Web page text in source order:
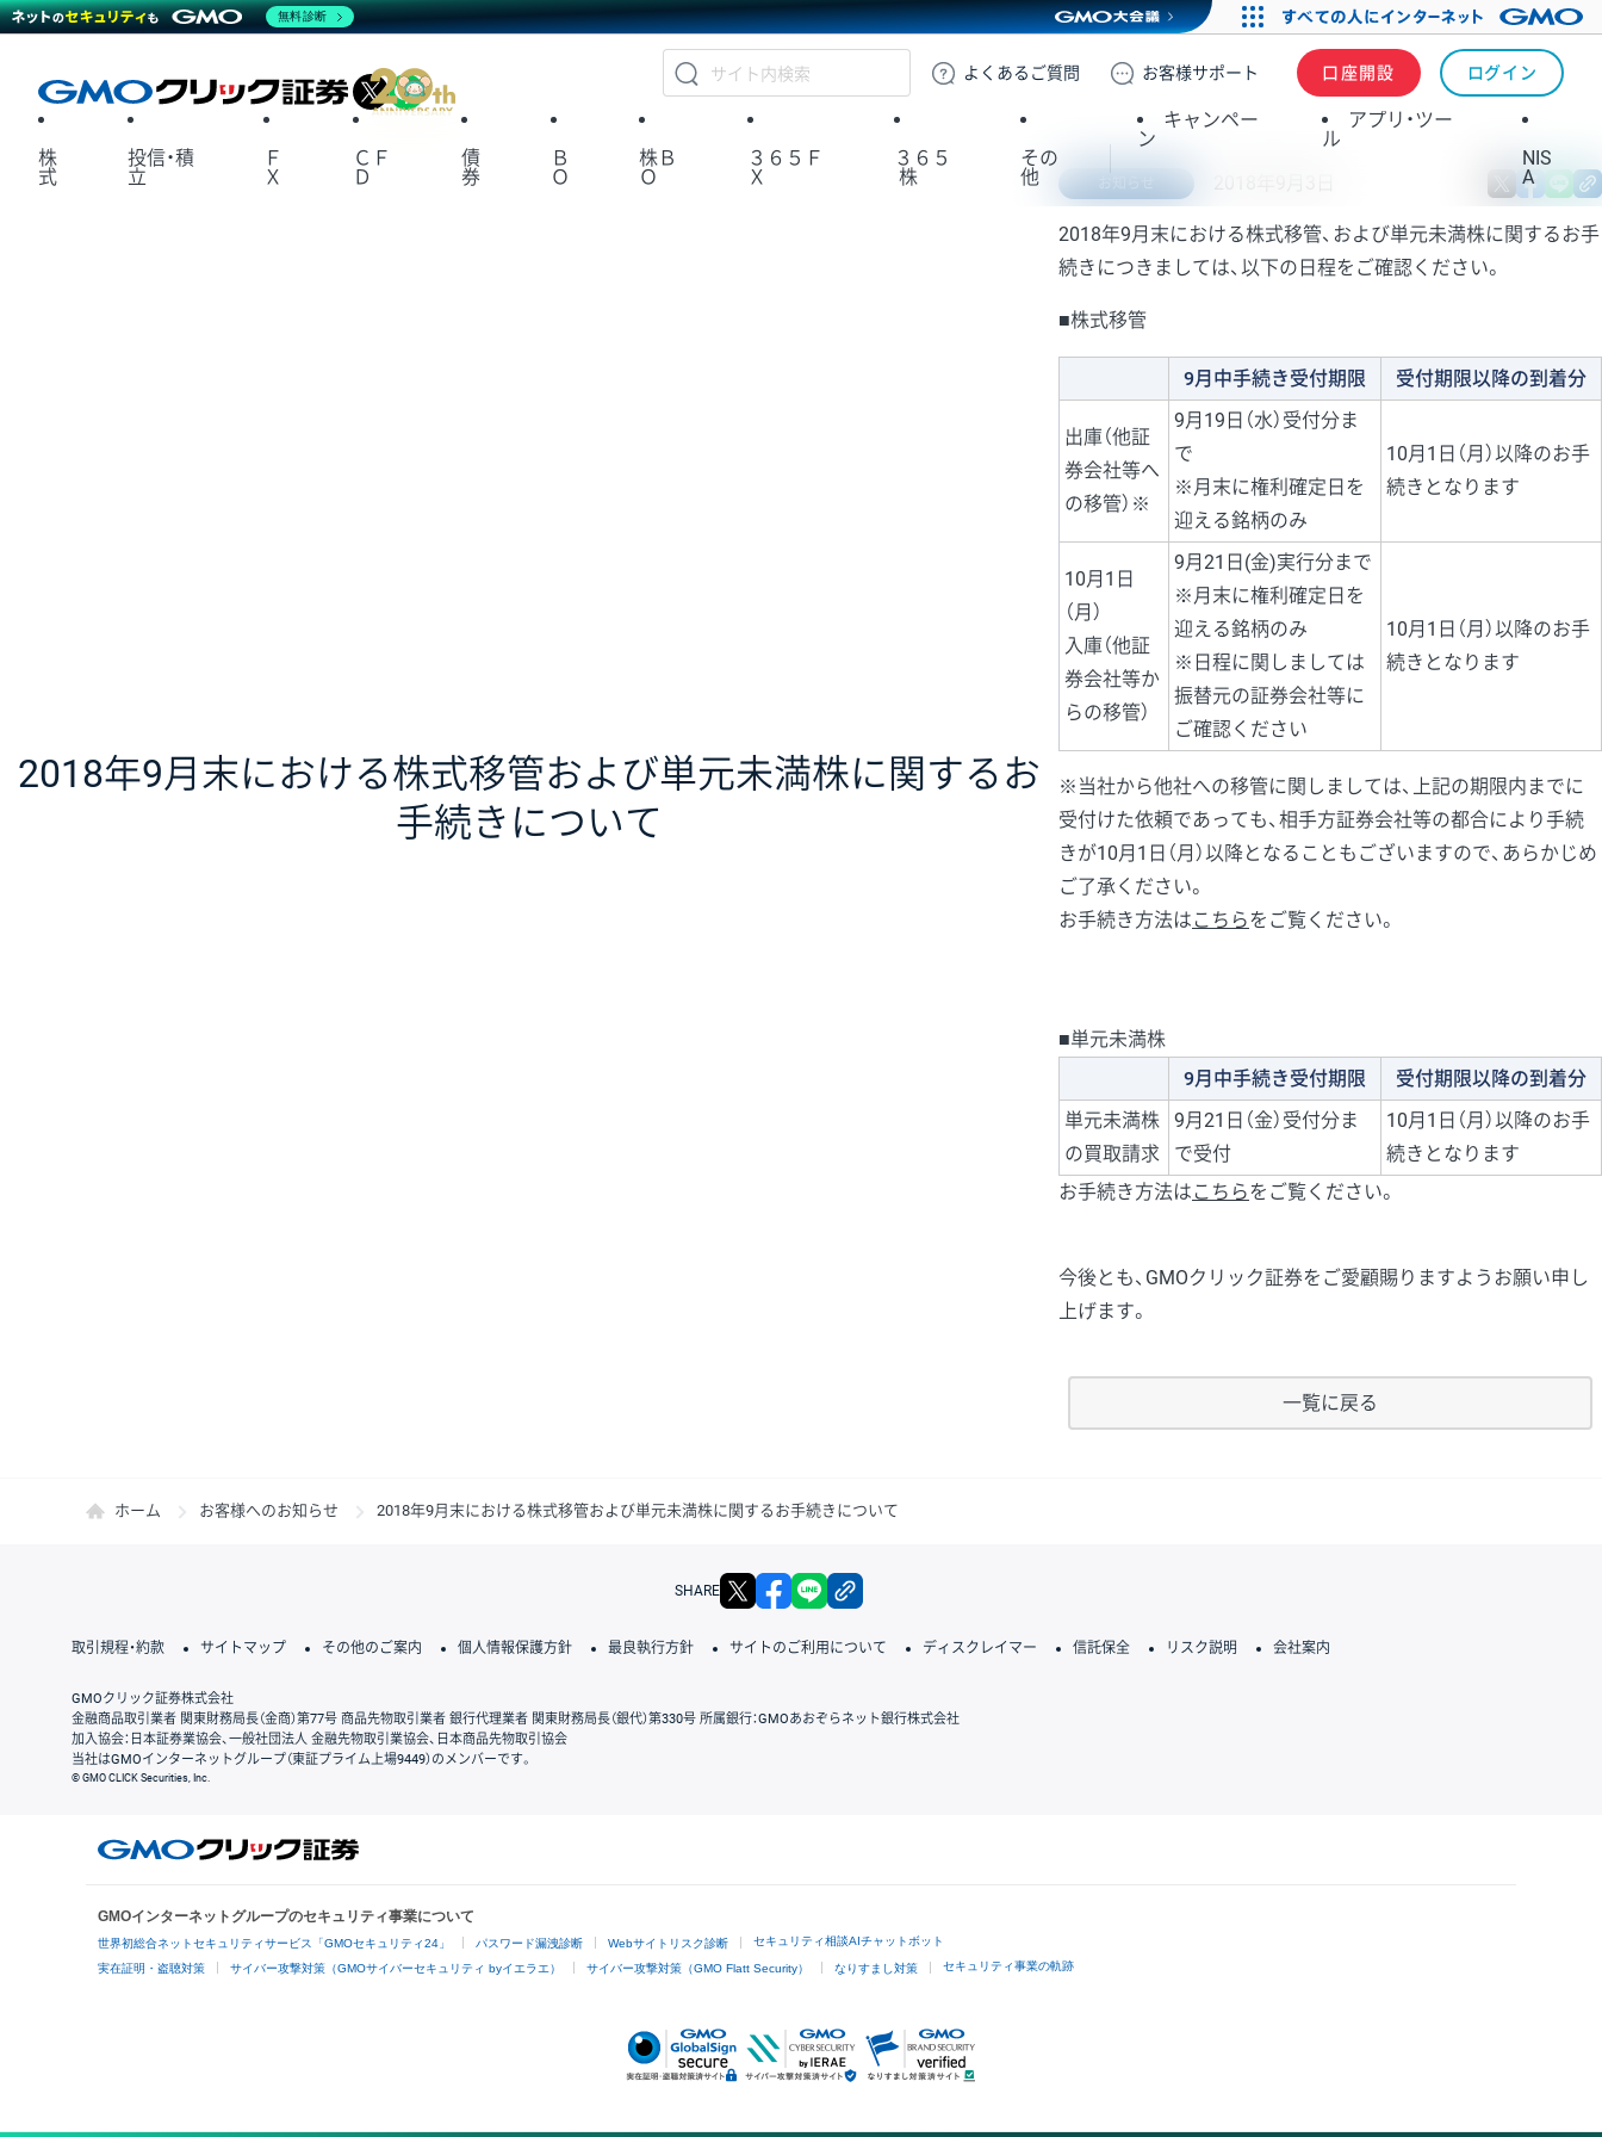
GMOクリック証券
よくある ご質問 お客様サポート 口座開設 ログイン
X
株
式
投信・積
立
Ｆ
Ｘ
ＣＦ
Ｄ
債
券
Ｂ
Ｏ
株Ｂ
Ｏ
３６５Ｆ
Ｘ
３６５
株
その
他
キャンペー
ン
アプリ・ツー
ル
NIS
A
2018年9月末における株式移管および単元未満株に関するお
手続きについて
X
2018年9月末における株式移管、および単元未満株に関するお手
続きにつきましては、以下の日程をご確認ください。
■株式移管
9月中手続き受付期限 受付期限以降の到着分
出庫（他証
券会社等へ
の移管）※
9月19日（水）受付分ま
で
※月末に権利確定日を
迎える銘柄のみ
10月1日（月）以降のお手
続きとなります
10月1日
（月）
入庫（他証
券会社等か
らの移管）
9月21日(金)実行分まで
※月末に権利確定日を
迎える銘柄のみ
※日程に関しましては
振替元の証券会社等に
ご確認ください
10月1日（月）以降のお手
続きとなります
※当社から他社への移管に関しましては、上記の期限内までに
受付けた依頼であっても、相手方証券会社等の都合により手続
きが10月1日（月）以降となることもございますので、あらかじめ
ご了承ください。
お手続き方法は こちらをご覧ください。
■単元未満株
9月中手続き受付期限
受付期限以降の到着分
単元未満株
の買取請求
9月21日（金）受付分ま
で受付
10月1日（月）以降のお手
続きとなります
お手続き方法は こちらをご覧ください。
今後とも、GMOクリック証券をご愛顧賜りますようお願い申し
上げます。
一覧に戻る
ホーム お客様へのお知らせ 2018年9月末における株式移管および単元未満株に関するお手続きについて
SHARE X facebook
取引規程・約款 サイトマップ その他のご案内 個人情報保護方針 最良執行方針 サイトのご利用について ディスクレイマー 信託保全 リスク説明 会社案内
GMOクリック証券株式会社
金融商品取引業者 関東財務局長（金商）第77号 商品先物取引業者 銀行代理業者 関東財務局長（銀代）第330号 所属銀行：GMOあおぞらネット銀行株式会社
加入協会：日本証券業協会、一般社団法人 金融先物取引業協会、日本商品先物取引協会
当社はGMOインターネットグループ（東証プライム上場9449）のメンバーです。
© GMO CLICK Securities, Inc.
GMOインターネットグループのセキュリティ事業について
世界初総合ネットセキュリティサービス「GMOセキュリティ24」 パスワード漏洩診断 Webサイトリスク診断 セキュリティ相談AIチャットボット
実在証明・盗聴対策 サイバー攻撃対策（GMOサイバーセキュリティ byイエラエ） サイバー攻撃対策（GMO Flatt Security） なりすまし対策 セキュリティ事業の軌跡
無料診断